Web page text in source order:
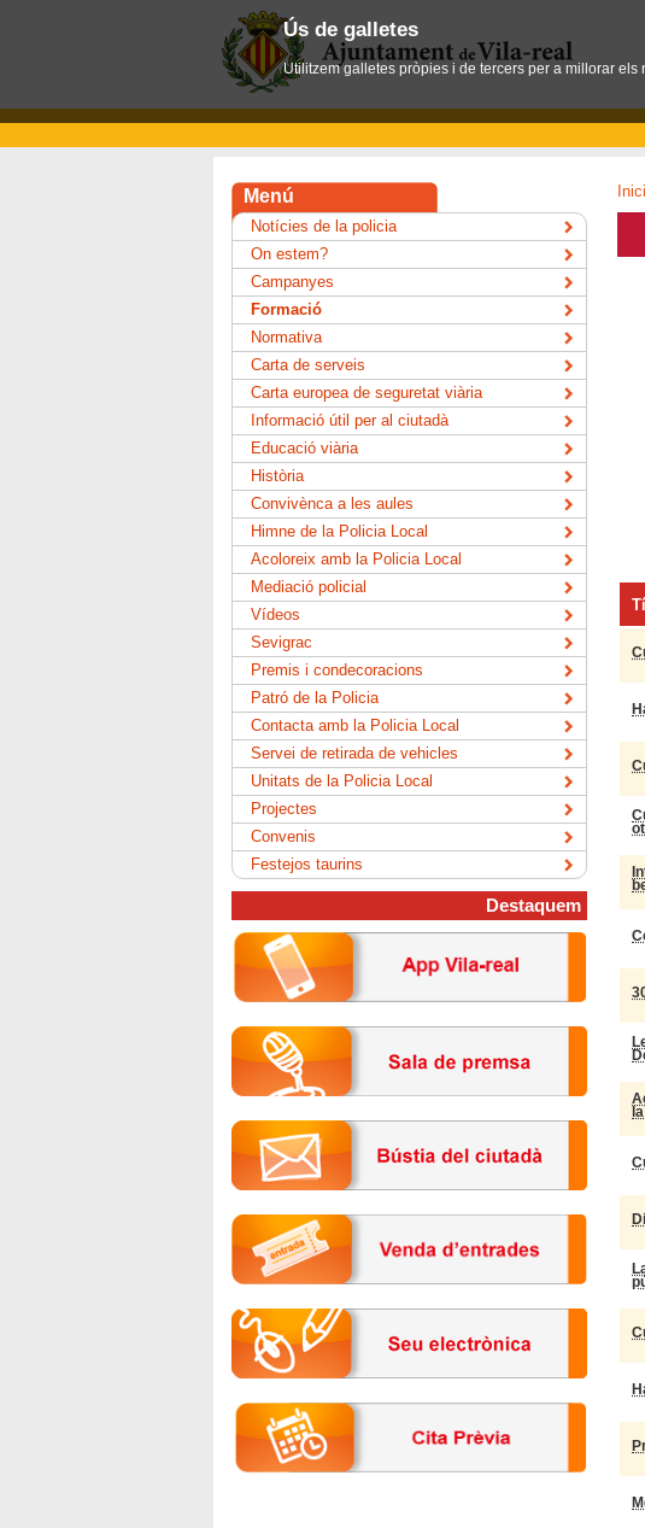
Inici
Menú
Notícies de la policia
On estem?
Campanyes
Formació
Normativa
Carta de serveis
Carta europea de seguretat viària
Informació útil per al ciutadà
Educació viària
Història
Convivènca a les aules
Himne de la Policia Local
Acoloreix amb la Policia Local
Mediació policial
Vídeos
Sevigrac
Premis i condecoracions
Patró de la Policia
Contacta amb la Policia Local
Servei de retirada de vehicles
Unitats de la Policia Local
Projectes
Convenis
Festejos taurins
Destaquem
Ús de galletes
Utilitzem galletes pròpies i de tercers per a millorar els